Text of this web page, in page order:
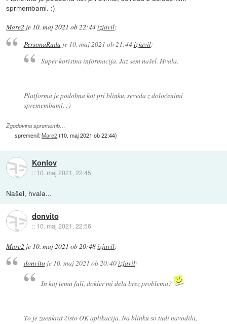
sprmembami. :)
Mare2 je 10. maj 2021 ob 22:44izjavil:
PersonaRudaje 10. maj 2021 ob 21:44izjavil:
Super koristna informacija. Jaz sem našel. Hvala.
Platforma je podobna kot pri blinku, seveda z določenimi
spremembami. :)
Zgodovina sprememb…
spremenil:Mare2(10. maj 2021 ob 22:44)
Konlov
:: 10. maj 2021, 22:45
Našel, hvala...
donvito
:: 10. maj 2021, 22:56
Mare2 je 10. maj 2021 ob 20:48izjavil:
donvitoje 10. maj 2021 ob 20:40izjavil:
In kaj temu fali, dokler mi dela brez problema?
To je zaenkrat čisto OK aplikacija. Na blinku so tudi navodila,